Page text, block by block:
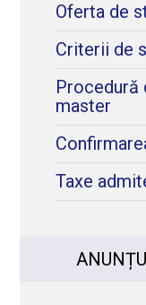
Oferta de
Criterii de
Procedură
master
Taxe